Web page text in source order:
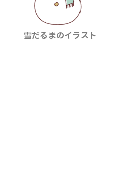
雪だるまのイラスト